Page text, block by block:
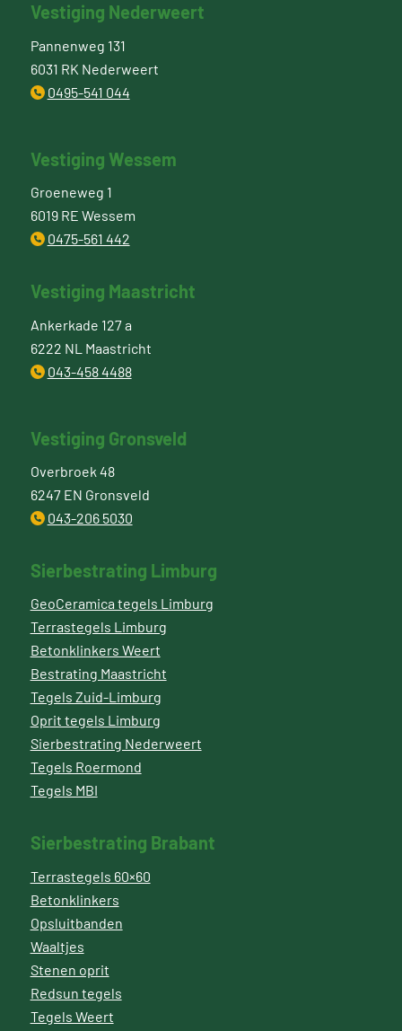
Vestiging Nederweert
Pannenweg 131
6031 RK Nederweert
0495-541 044
Vestiging Wessem
Groeneweg 1
6019 RE Wessem
0475-561 442
Vestiging Maastricht
Ankerkade 127 a
6222 NL Maastricht
043-458 4488
Vestiging Gronsveld
Overbroek 48
6247 EN Gronsveld
043-206 5030
Sierbestrating Limburg
GeoCeramica tegels Limburg
Terrastegels Limburg
Betonklinkers Weert
Bestrating Maastricht
Tegels Zuid-Limburg
Oprit tegels Limburg
Sierbestrating Nederweert
Tegels Roermond
Tegels MBI
Sierbestrating Brabant
Terrastegels 60×60
Betonklinkers
Opsluitbanden
Waaltjes
Stenen oprit
Redsun tegels
Tegels Weert